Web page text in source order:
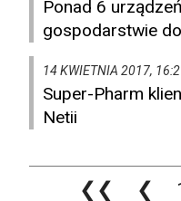
Ponad 6
gospodarstwie
14 KWIETNIA 2017,
Super-Pharm
Netii
❮❮ ❮